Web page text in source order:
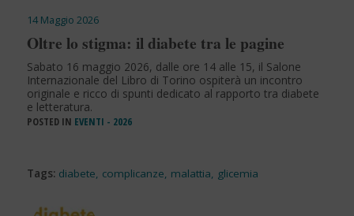
14 Maggio 2026
Oltre lo stigma: il diabete tra le pagine
Sabato 16 maggio 2026, dalle ore 14 alle 15, il Salone
Internazionale del Libro di Torino ospiterà un incontro
originale e ricco di spunti dedicato al rapporto tra diabete
e letteratura.
POSTED IN EVENTI - 2026
Tags: diabete, complicanze, malattia, glicemia